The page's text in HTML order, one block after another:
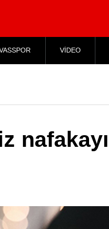
VİDEO
nafakayı